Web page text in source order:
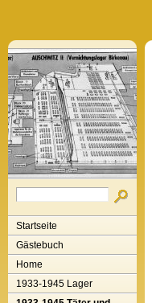
Startseite
Gästebuch
Home
1933-1945 Lager